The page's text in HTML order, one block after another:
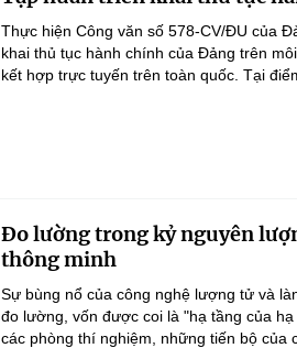
Thực hiện Công văn số 578-CV/ĐU của
khai thủ tục hành chính của Đảng trên
kết hợp trực tuyến trên toàn quốc. Tại
Đo lường trong kỷ nguyên
thông minh
Sự bùng nổ của công nghệ lượng tử và
đo lường, vốn được coi là "hạ tầng của
các phòng thí nghiệm, những tiến bộ của